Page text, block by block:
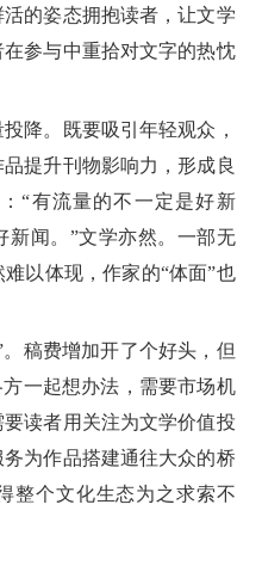
的姿态拥抱读者，让文学
参与中重拾对文字的热忱
。既要吸引年轻观众，
提升刊物影响力，形成良
“有流量的不一定是好新
新闻。”文学亦然。一部无
以体现，作家的“体面”也
稿费增加开了个好头，但
一起想办法，需要市场机
读者用关注为文学价值投
为作品搭建通往大众的桥
整个文化生态为之求索不